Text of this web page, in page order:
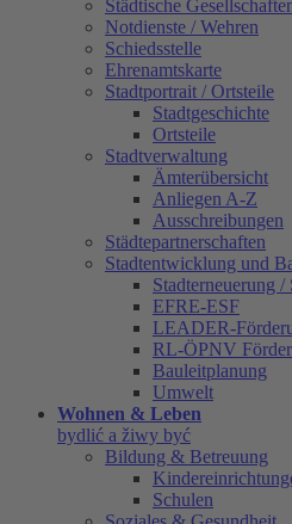
Städtische
Notdienste / Wehren
Schiedsstelle
Ehrenamtskarte
Stadtportrait / Ortsteile
Stadtgeschichte
Ortsteile
Stadtverwaltung
Ämterübersicht
Anliegen A-Z
Ausschreibungen
Städtepartnerschaften
Stadtentwicklung und
Stadterneuerung
EFRE-ESF
LEADER-
RL-ÖPNV
Bauleitplanung
Umwelt
Wohnen & Leben
bydlić a žiwy być
Bildung & Betreuung
Schulen